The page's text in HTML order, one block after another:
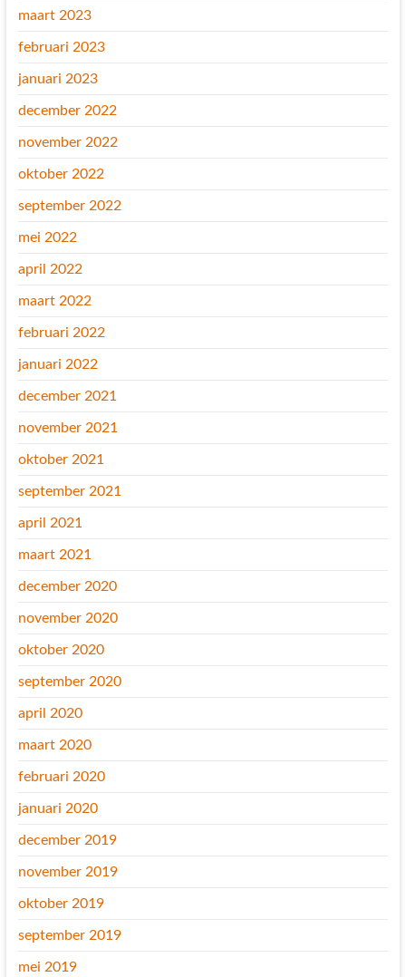
maart 2023
februari 2023
januari 2023
december 2022
november 2022
oktober 2022
september 2022
mei 2022
april 2022
maart 2022
februari 2022
januari 2022
december 2021
november 2021
oktober 2021
september 2021
april 2021
maart 2021
december 2020
november 2020
oktober 2020
september 2020
april 2020
maart 2020
februari 2020
januari 2020
december 2019
november 2019
oktober 2019
september 2019
mei 2019